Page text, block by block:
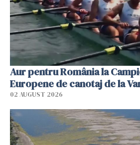
Aur pentru România la
Europene de canotaj de la
02 AUGUST 2026